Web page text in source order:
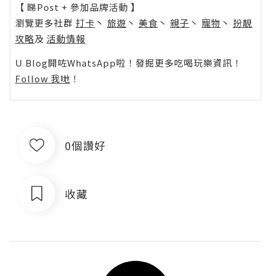
【 睇Post + 參加品牌活動 】
瀏覽更多社群 打卡 丶 旅遊 丶 美食 丶 親子 丶 寵物 丶 扮靚
攻略及 活動情報
U Blog開咗WhatsApp啦！發掘更多吃喝玩樂資訊！
Follow 我哋 ！
0個讚好
收藏